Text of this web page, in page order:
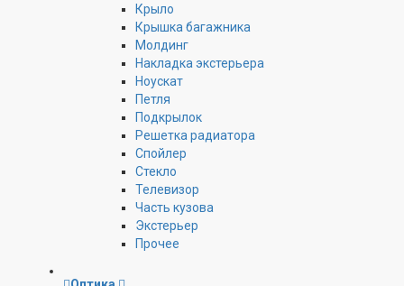
Крыло
Крышка багажника
Молдинг
Накладка экстерьера
Ноускат
Петля
Подкрылок
Решетка радиатора
Спойлер
Стекло
Телевизор
Часть кузова
Экстерьер
Прочее